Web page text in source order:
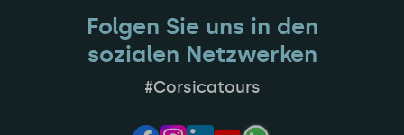
Folgen Sie uns in den
sozialen Netzwerken
#Corsicatours